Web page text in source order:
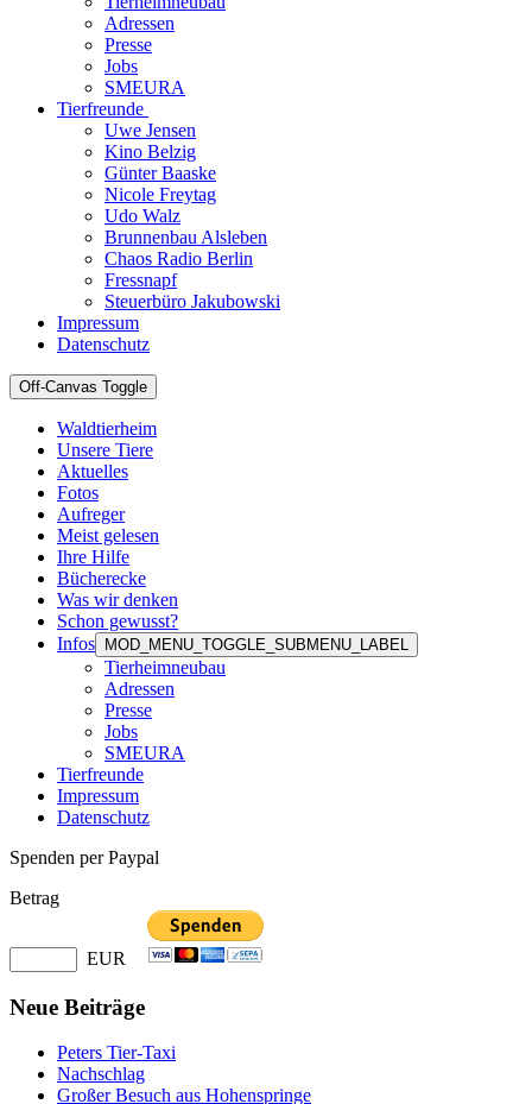
Adressen
Presse
Jobs
SMEURA
Tierfreunde
Uwe Jensen
Kino Belzig
Günter Baaske
Nicole Freytag
Udo Walz
Brunnenbau Alsleben
Chaos Radio Berlin
Fressnapf
Steuerbüro Jakubowski
Impressum
Datenschutz
Off-Canvas Toggle
Waldtierheim
Unsere Tiere
Aktuelles
Fotos
Aufreger
Meist gelesen
Ihre Hilfe
Bücherecke
Was wir denken
Schon gewusst?
Infos
MOD_MENU_TOGGLE_SUBMENU_LABEL
Tierheimneubau
Adressen
Presse
Jobs
SMEURA
Tierfreunde
Impressum
Datenschutz
Spenden per Paypal
Betrag
EUR
Neue Beiträge
Peters Tier-Taxi
Nachschlag
Großer Besuch aus Hohenspringe